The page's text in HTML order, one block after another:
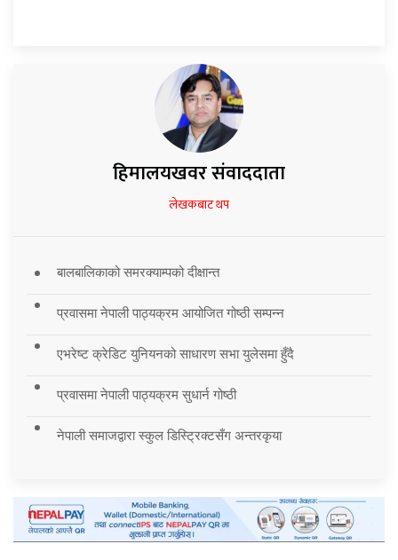
हिमालयखवर संवाददाता
लेखकबाट थप
बालबालिकाको समरक्याम्पको दीक्षान्त
प्रवासमा नेपाली पाठ्यक्रम आयोजित गोष्ठी सम्पन्न
एभरेष्ट क्रेडिट युनियनको साधारण सभा युलेसमा हुँदै
प्रवासमा नेपाली पाठ्यक्रम सुधार्न गोष्ठी
नेपाली समाजद्वारा स्कुल डिस्ट्रिक्टसँग अन्तरकृया